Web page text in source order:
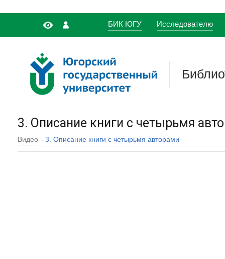
БИК ЮГУ Исследователю
3. Описание книги с четырьмя
Видео - 3. Описание книги с четырьмя авторами